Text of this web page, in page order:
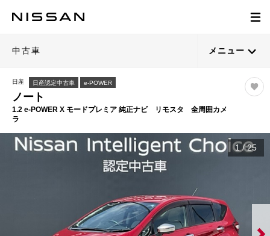
中古車 メニュー
日産 日産認定中古車 e-POWER
ノート
1.2 e-POWER X モードプレミア 純正ナビ リモスタ 全周囲カメ
ラ
1 /25